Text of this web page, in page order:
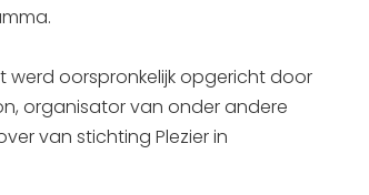
werd oorspronkelijk opgericht door
organisator van onder andere
van stichting Plezier in